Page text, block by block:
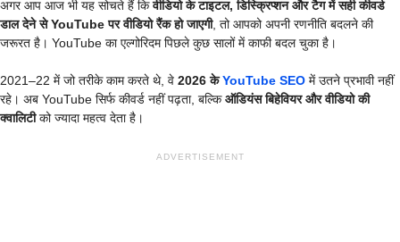
अगर आप आज भी यह सोचते हैं किवीडियो के टाइटल, डिस्क्रिप्शन और टैग में सही कीवर्ड
डाल देने से YouTube पर वीडियो रैंक हो जाएगी, तो आपको अपनी रणनीति बदलने की
जरूरत है। YouTube का एल्गोरिदम पिछले कुछ सालों में काफी बदल चुका है।
2021–22 में जो तरीके काम करते थे, वे 2026 केYouTube SEO में उतने प्रभावी नहीं
रहे। अब YouTube सिर्फ कीवर्ड नहीं पढ़ता, बल्किऑडियंस बिहेवियर और वीडियो की
क्वालिटीको ज्यादा महत्व देता है।
ADVERTISEMENT